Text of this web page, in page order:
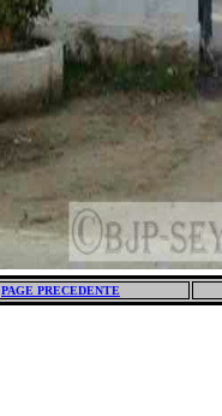
PAGE PRECEDENTE